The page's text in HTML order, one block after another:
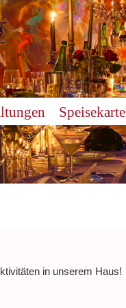
Speisekarte
in unserem Haus!